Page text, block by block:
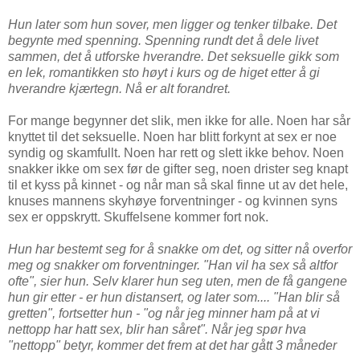
Hun later som hun sover, men ligger og tenker tilbake. Det
begynte med spenning. Spenning rundt det å dele livet
sammen, det å utforske hverandre. Det seksuelle gikk som
en lek, romantikken sto høyt i kurs og de higet etter å gi
hverandre kjærtegn. Nå er alt forandret.
For mange begynner det slik, men ikke for alle. Noen har sår
knyttet til det seksuelle. Noen har blitt forkynt at sex er noe
syndig og skamfullt. Noen har rett og slett ikke behov. Noen
snakker ikke om sex før de gifter seg, noen drister seg knapt
til et kyss på kinnet - og når man så skal finne ut av det hele,
knuses mannens skyhøye forventninger - og kvinnen syns
sex er oppskrytt. Skuffelsene kommer fort nok.
Hun har bestemt seg for å snakke om det, og sitter nå overfor
meg og snakker om forventninger. "Han vil ha sex så altfor
ofte", sier hun. Selv klarer hun seg uten, men de få gangene
hun gir etter - er hun distansert, og later som.... "Han blir så
gretten", fortsetter hun - "og når jeg minner ham på at vi
nettopp har hatt sex, blir han såret". Når jeg spør hva
"nettopp" betyr, kommer det frem at det har gått 3 måneder